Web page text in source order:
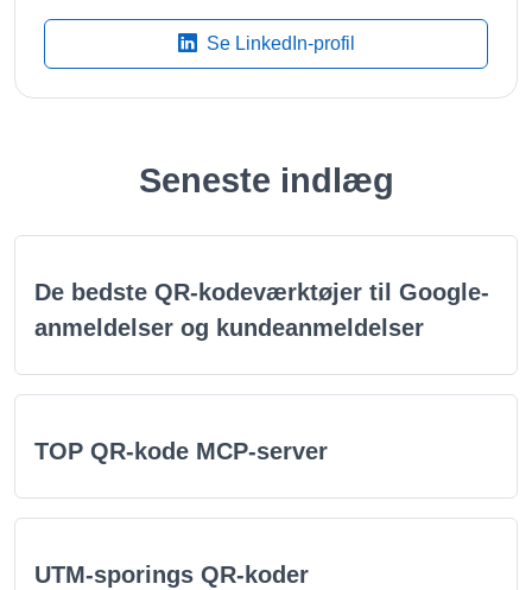
Se LinkedIn-profil
Seneste indlæg
De bedste QR-kodeværktøjer til Google-
anmeldelser og kundeanmeldelser
TOP QR-kode MCP-server
UTM-sporings QR-koder